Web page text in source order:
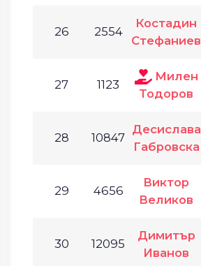
26 2554
Костадин
Стефаниев
27 1123
Милен
Тодоров
28 10847
Десислава
Габровска
29 4656
Виктор
Великов
30 12095
Димитър
Иванов